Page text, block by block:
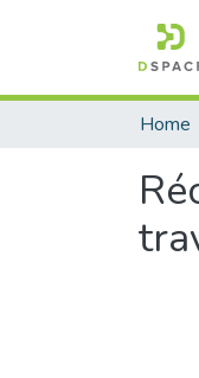
Home